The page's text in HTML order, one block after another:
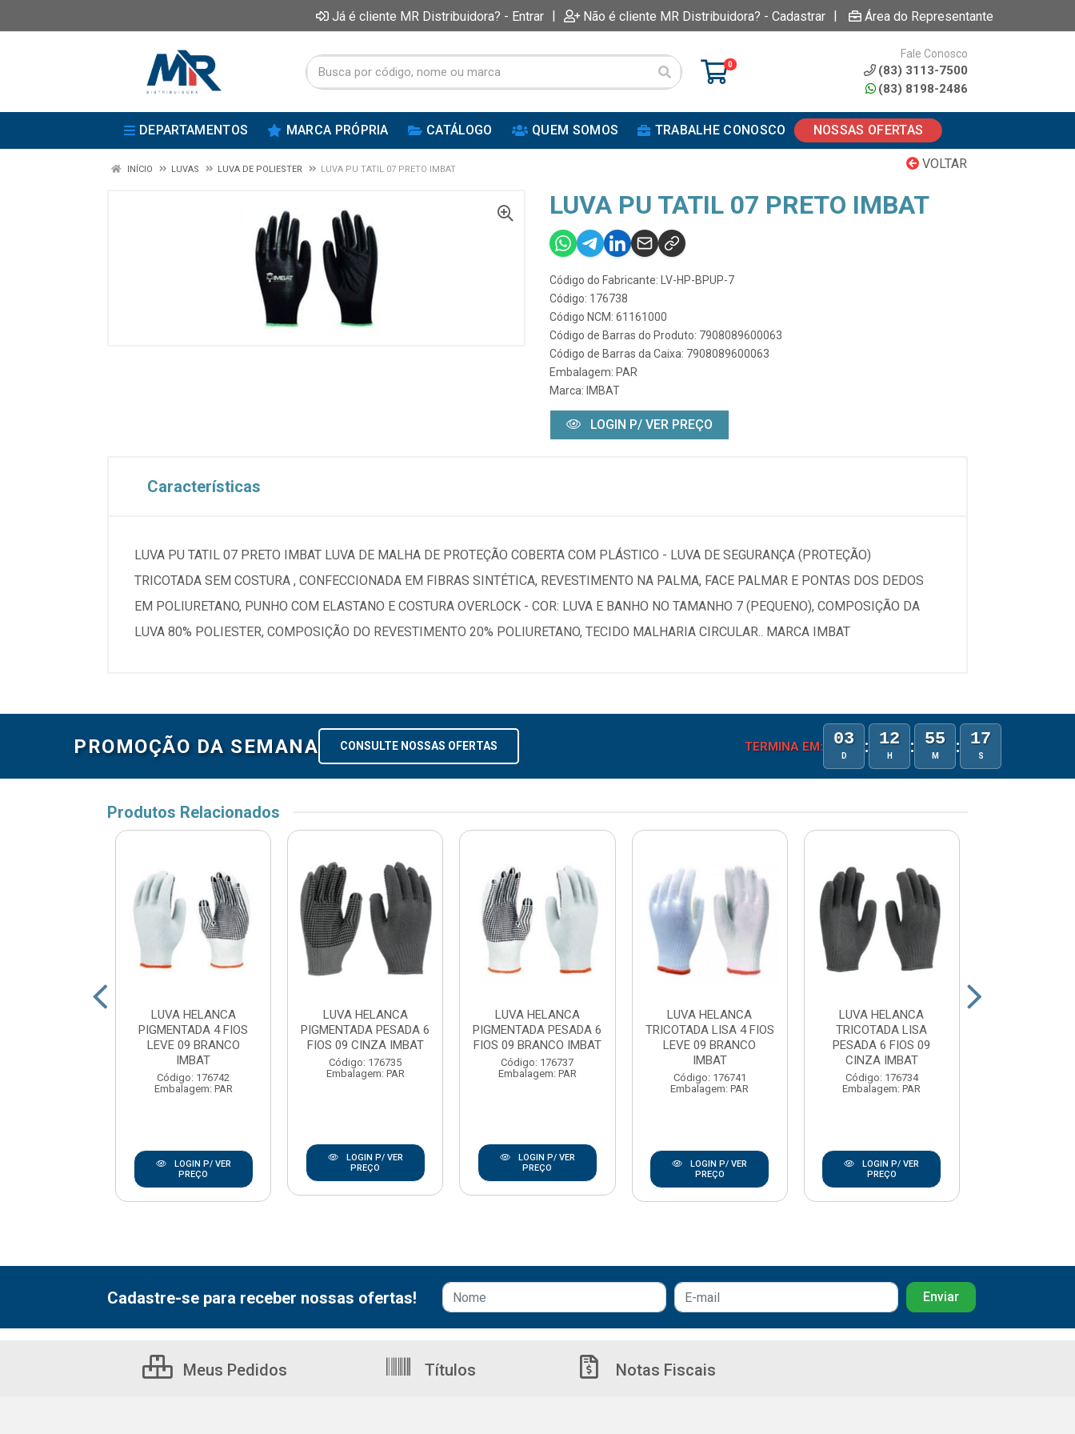
Já é cliente MR Distribuidora? - Entrar | Não é cliente MR Distribuidora? - Cadastrar | Área do Representante
0
Fale Conosco
(83) 3113-7500
(83) 8198-2486
DEPARTAMENTOS MARCA PRÓPRIA CATÁLOGO QUEM SOMOS TRABALHE CONOSCO NOSSAS OFERTAS
VOLTAR
INÍCIO LUVAS LUVA DE POLIESTER LUVA PU TATIL 07 PRETO IMBAT
LUVA PU TATIL 07 PRETO IMBAT
Código do Fabricante: LV-HP-BPUP-7
Código: 176738
Código NCM: 61161000
Código de Barras do Produto: 7908089600063
Código de Barras da Caixa: 7908089600063
Embalagem: PAR
Marca: IMBAT
LOGIN P/ VER PREÇO
Características
LUVA PU TATIL 07 PRETO IMBAT LUVA DE MALHA DE PROTEÇÃO COBERTA COM PLÁSTICO - LUVA DE SEGURANÇA (PROTEÇÃO)
TRICOTADA SEM COSTURA , CONFECCIONADA EM FIBRAS SINTÉTICA, REVESTIMENTO NA PALMA, FACE PALMAR E PONTAS DOS DEDOS
EM POLIURETANO, PUNHO COM ELASTANO E COSTURA OVERLOCK - COR: LUVA E BANHO NO TAMANHO 7 (PEQUENO), COMPOSIÇÃO DA
LUVA 80% POLIESTER, COMPOSIÇÃO DO REVESTIMENTO 20% POLIURETANO, TECIDO MALHARIA CIRCULAR.. MARCA IMBAT
PROMOÇÃO DA SEMANA CONSULTE NOSSAS OFERTAS TERMINA EM: 03
D : 12
H : 55
M : 17
S
Produtos Relacionados
LUVA HELANCA
PIGMENTADA 4 FIOS
LEVE 09 BRANCO
IMBAT
Código: 176742
Embalagem: PAR
LOGIN P/ VER
PREÇO
LUVA HELANCA
PIGMENTADA PESADA 6
FIOS 09 CINZA IMBAT
Código: 176735
Embalagem: PAR
LOGIN P/ VER
PREÇO
LUVA HELANCA
PIGMENTADA PESADA 6
FIOS 09 BRANCO IMBAT
Código: 176737
Embalagem: PAR
LOGIN P/ VER
PREÇO
LUVA HELANCA
TRICOTADA LISA 4 FIOS
LEVE 09 BRANCO
IMBAT
Código: 176741
Embalagem: PAR
LOGIN P/ VER
PREÇO
LUVA HELANCA
TRICOTADA LISA
PESADA 6 FIOS 09
CINZA IMBAT
Código: 176734
Embalagem: PAR
LOGIN P/ VER
PREÇO
Cadastre-se para receber nossas ofertas!
Meus Pedidos Títulos Notas Fiscais